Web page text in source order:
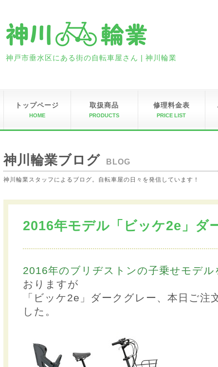
神戸市垂水区にある街の自転車屋さん | 神川輪業
トップページ
HOME
取扱商品
PRODUCTS
修理料金表
PRICE LIST
神川輪業ブログ BLOG
神川輪業スタッフによるブログ。自転車屋の日々を発信しています！
2016年モデル「ビッケ2e」ダ
2016年のブリヂストンの子乗せモデル
おりますが
「ビッケ2e」ダークグレー、本日ご注
した。